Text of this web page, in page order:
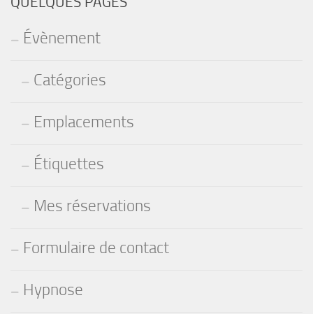
Évènement
Catégories
Emplacements
Étiquettes
Mes réservations
Formulaire de contact
Hypnose